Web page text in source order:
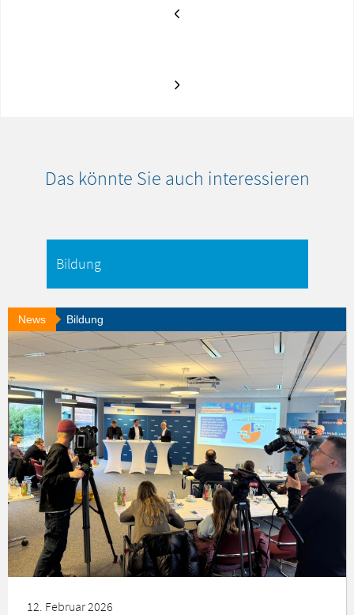
Das könnte Sie auch interessieren
News Bildung
12. Februar 2026